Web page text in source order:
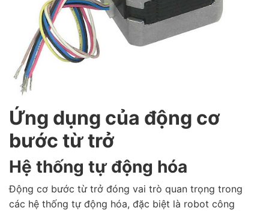
Ứng dụng của động cơ
bước từ trở
Hệ thống tự động hóa
Động cơ bước từ trở đóng vai trò quan trọng trong
các hệ thống tự động hóa, đặc biệt là robot công